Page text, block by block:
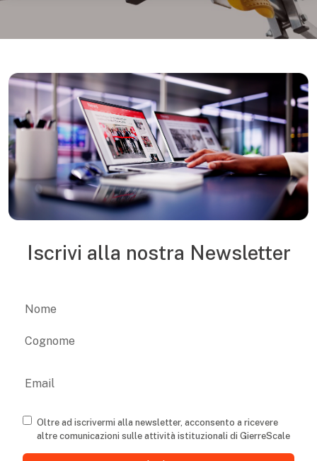
Iscrivi alla nostra Newsletter
Name
Email
Consenso
Oltre ad iscrivermi alla newsletter, acconsento a ricevere
altre comunicazioni sulle attività istituzionali di GierreScale